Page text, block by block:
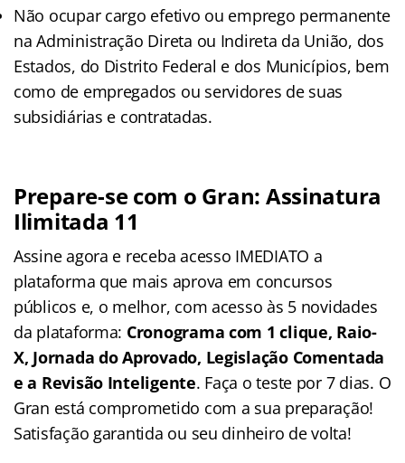
Não ocupar cargo efetivo ou emprego permanente
na Administração Direta ou Indireta da União, dos
Estados, do Distrito Federal e dos Municípios, bem
como de empregados ou servidores de suas
subsidiárias e contratadas.
Prepare-se com o Gran: Assinatura
Ilimitada 11
Assine agora e receba acesso IMEDIATO a
plataforma que mais aprova em concursos
públicos e, o melhor, com acesso às 5 novidades
da plataforma: Cronograma com 1 clique, Raio-
X, Jornada do Aprovado, Legislação Comentada
e a Revisão Inteligente. Faça o teste por 7 dias. O
Gran está comprometido com a sua preparação!
Satisfação garantida ou seu dinheiro de volta!